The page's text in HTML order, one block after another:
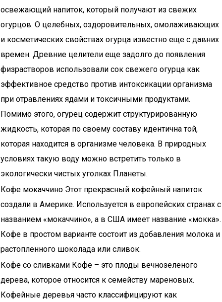
освежающий напиток, который получают из свежих
огурцов. О целебных, оздоровительных, омолаживающих
и косметических свойствах огурца известно еще с давних
времен. Древние целители еще задолго до появления
физрастворов использовали сок свежего огурца как
эффективное средство против интоксикации организма
при отравлениях ядами и токсичными продуктами.
Помимо этого, огурец содержит структурированную
жидкость, которая по своему составу идентична той,
которая находится в организме человека. В природных
условиях такую воду можно встретить только в
экологически чистых уголках Планеты.
Кофе мокаччино Этот прекрасный кофейный напиток
создали в Америке. Используется в европейских странах с
названием «мокаччино», а в США имеет название «мокка».
Кофе в простом варианте состоит из добавления молока и
растопленного шоколада или сливок.
Кофе со сливками Кофе – это плоды вечнозеленого
дерева, которое относится к семейству мареновых.
Кофейные деревья часто классифицируют как